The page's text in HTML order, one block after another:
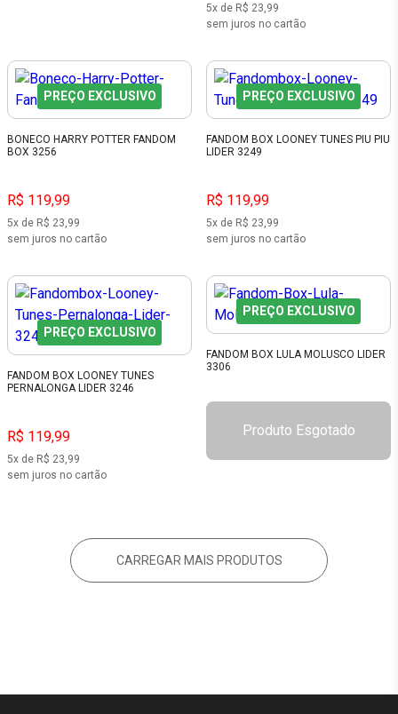
5x de R$ 23,99
sem juros no cartão
PREÇO EXCLUSIVO
BONECO HARRY POTTER FANDOM
BOX 3256
R$ 119,99
5x de R$ 23,99
sem juros no cartão
PREÇO EXCLUSIVO
FANDOM BOX LOONEY TUNES PIU PIU
LIDER 3249
R$ 119,99
5x de R$ 23,99
sem juros no cartão
PREÇO EXCLUSIVO
FANDOM BOX LOONEY TUNES
PERNALONGA LIDER 3246
R$ 119,99
5x de R$ 23,99
sem juros no cartão
PREÇO EXCLUSIVO
FANDOM BOX LULA MOLUSCO LIDER
3306
Produto Esgotado
CARREGAR MAIS PRODUTOS